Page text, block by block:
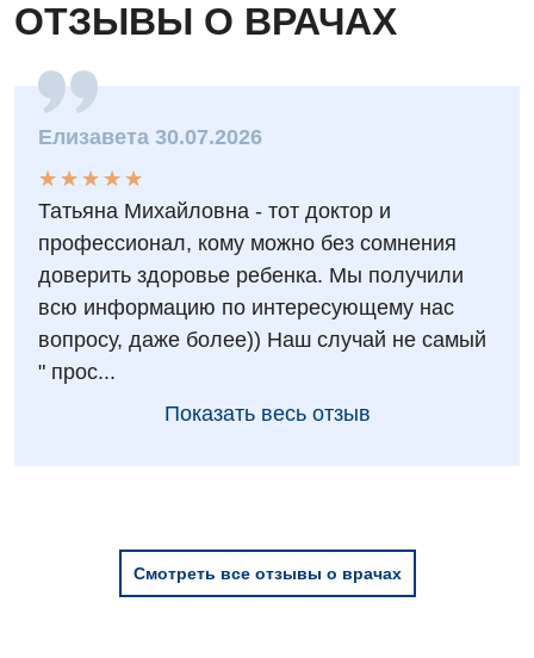
ОТЗЫВЫ О ВРАЧАХ
Елизавета 30.07.2026
★
★
★
★
★
★ ★ ★ ★ ★
Татьяна Михайловна - тот доктор и
профессионал, кому можно без сомнения
доверить здоровье ребенка. Мы получили
всю информацию по интересующему нас
вопросу, даже более)) Наш случай не самый
" прос...
Показать весь отзыв
Смотреть все отзывы о врачах